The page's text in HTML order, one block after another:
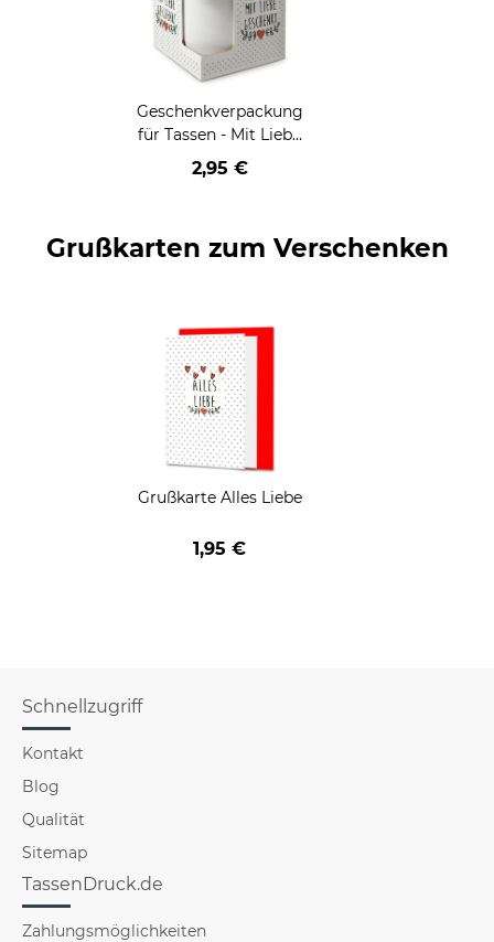
Geschenkverpackung
für Tassen - Mit Liebe
geschenkt
2,95 €
Grußkarten zum Verschenken
Grußkarte Alles Liebe
1,95 €
Schnellzugriff
Kontakt
Blog
Qualität
Sitemap
TassenDruck.de
Zahlungsmöglichkeiten